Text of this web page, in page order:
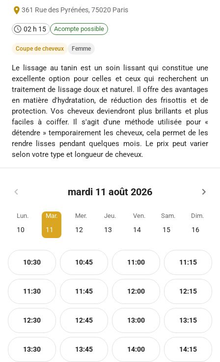
361 Rue des Pyrénées, 75020 Paris
02 h 15 Acompte possible
Coupe de cheveux Femme
Le lissage au tanin est un soin lissant qui constitue une
excellente option pour celles et ceux qui recherchent un
traitement de lissage doux et naturel. Il offre des avantages
en matière d'hydratation, de réduction des frisottis et de
protection. Vos cheveux deviendront plus brillants et plus
faciles à coiffer. Il s'agit d'une méthode utilisée pour «
détendre » temporairement les cheveux, cela permet de les
rendre lisses pendant quelques mois. Le prix peut varier
selon votre type et longueur de cheveux.
mardi 11 août 2026
Lun.
10
Mar.
11
Mer.
12
Jeu.
13
Ven.
14
Sam.
15
Dim.
16
10:30 10:45 11:00 11:15
11:30 11:45 12:00 12:15
12:30 12:45 13:00 13:15
13:30 13:45 14:00 14:15